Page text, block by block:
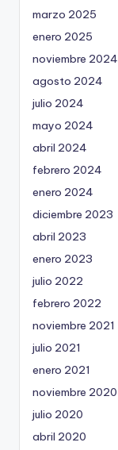
marzo 2025
enero 2025
noviembre 2024
agosto 2024
julio 2024
mayo 2024
abril 2024
febrero 2024
enero 2024
diciembre 2023
abril 2023
enero 2023
julio 2022
febrero 2022
noviembre 2021
julio 2021
enero 2021
noviembre 2020
julio 2020
abril 2020